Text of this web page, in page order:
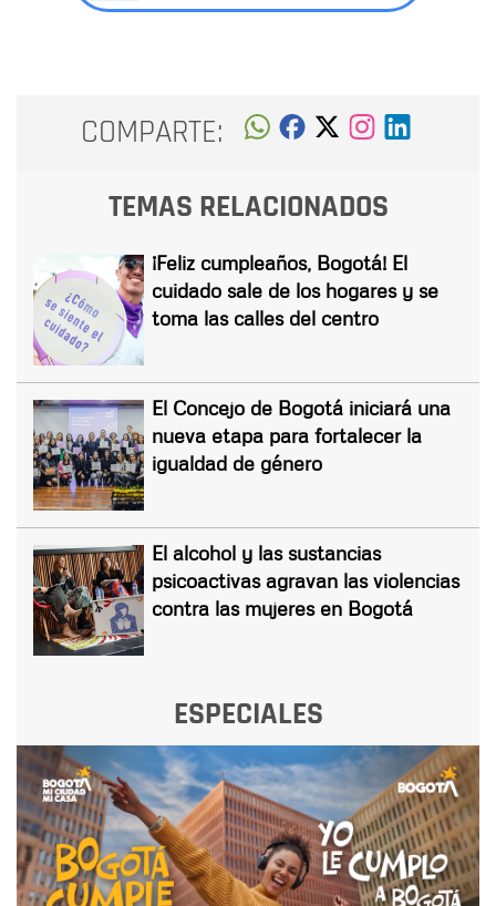
COMPARTE:
TEMAS RELACIONADOS
¡Feliz cumpleaños, Bogotá! El
cuidado sale de los hogares y se
toma las calles del centro
El Concejo de Bogotá iniciará una
nueva etapa para fortalecer la
igualdad de género
El alcohol y las sustancias
psicoactivas agravan las violencias
contra las mujeres en Bogotá
ESPECIALES